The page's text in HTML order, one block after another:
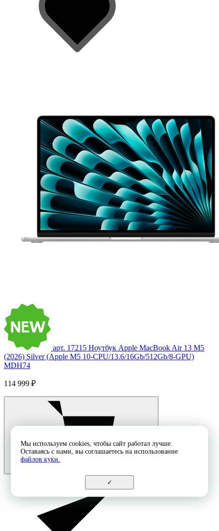
арт. 17215 Ноутбук Apple MacBook Air 13 M5
(2026) Silver (Apple M5 10-CPU/13.6/16Gb/512Gb/8-GPU)
MDH74
114 999 ₽
Мы используем cookies, чтобы сайт работал лучше.
Оставаясь с нами, вы соглашаетесь на использование
файлов куки.
✓